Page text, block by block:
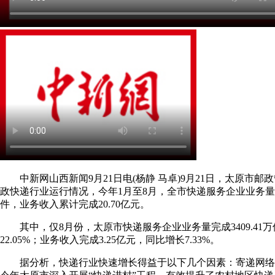
中新网山西新闻9月21日电(杨静 马卓)9月21日，太原市邮政
政快递行业运行情况，今年1月至8月，全市快递服务企业业务
件，业务收入累计完成20.70亿元。
其中，仅8月份，太原市快递服务企业业务量完成3409.41万
22.05%；业务收入完成3.25亿元，同比增长7.33%。
据分析，快递行业快速增长得益于以下几个因素：寄递网